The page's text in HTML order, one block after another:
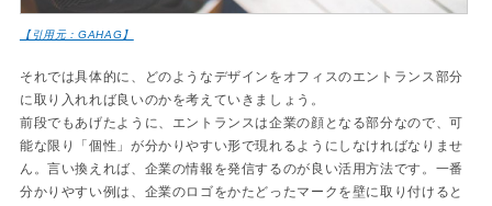
【引用元：GAHAG】
それでは具体的に、どのようなデザインをオフィスのエントランス部分
に取り入れれば良いのかを考えていきましょう。
前段でもあげたように、エントランスは企業の顔となる部分なので、可
能な限り「個性」が分かりやすい形で現れるようにしなければなりませ
ん。言い換えれば、企業の情報を発信するのが良い活用方法です。一番
分かりやすい例は、企業のロゴをかたどったマークを壁に取り付けると